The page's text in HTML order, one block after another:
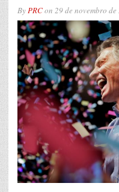
ByPRCon 29 de novembro de